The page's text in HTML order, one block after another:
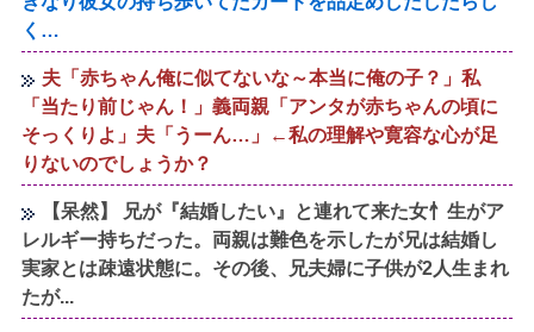
く…
夫「赤ちゃん俺に似てないな～本当に俺の子？」私
「当たり前じゃん！」義両親「アンタが赤ちゃんの頃に
そっくりよ」夫「うーん…」←私の理解や寛容な心が足
りないのでしょうか？
【呆然】 兄が『結婚したい』と連れて来た女忄生がア
レルギー持ちだった。両親は難色を示したが兄は結婚し
実家とは疎遠状態に。その後、兄夫婦に子供が2人生まれ
たが...